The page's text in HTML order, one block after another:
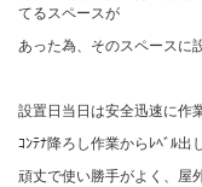
てるスペースが
あった為、そのスペースに
設置日当日は安全迅速に作
ｺﾝﾃﾅ降ろし作業からﾚﾍﾞﾙ出
頑丈で使い勝手がよく、屋